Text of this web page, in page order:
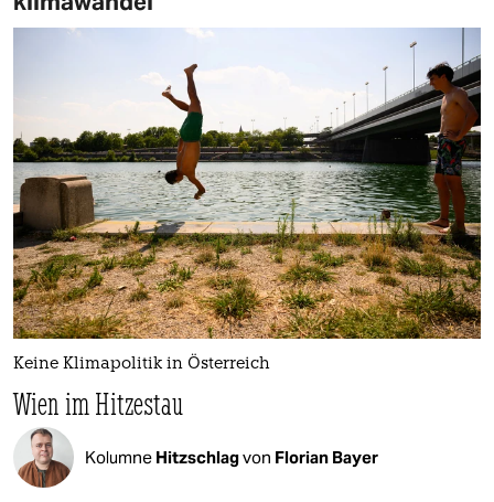
Keine Klimapolitik in Österreich
Wien im Hitzestau
Kolumne Hitzschlagvon Florian Bayer